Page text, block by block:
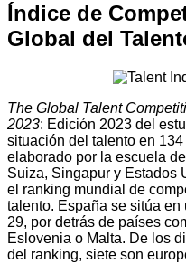
Índice de
Global del
The Global Talent
2023: Edición 2023 del
situación del talento en
elaborado por la escuela
Suiza, Singapur y Estados
el ranking mundial de
talento. España se sitúa en
29, por detrás de países
Eslovenia o Malta. De los
del ranking, siete son